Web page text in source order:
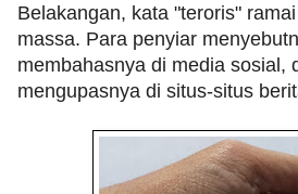
Belakangan, kata "teroris"
massa. Para penyiar
membahasnya di media sosial,
mengupasnya di situs-situs